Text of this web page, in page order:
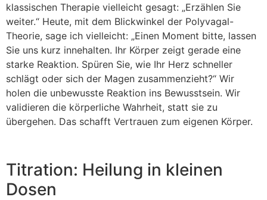
klassischen Therapie vielleicht gesagt: „Erzählen Sie
weiter.“ Heute, mit dem Blickwinkel der Polyvagal-
Theorie, sage ich vielleicht: „Einen Moment bitte, lassen
Sie uns kurz innehalten. Ihr Körper zeigt gerade eine
starke Reaktion. Spüren Sie, wie Ihr Herz schneller
schlägt oder sich der Magen zusammenzieht?“ Wir
holen die unbewusste Reaktion ins Bewusstsein. Wir
validieren die körperliche Wahrheit, statt sie zu
übergehen. Das schafft Vertrauen zum eigenen Körper.
Titration: Heilung in kleinen
Dosen